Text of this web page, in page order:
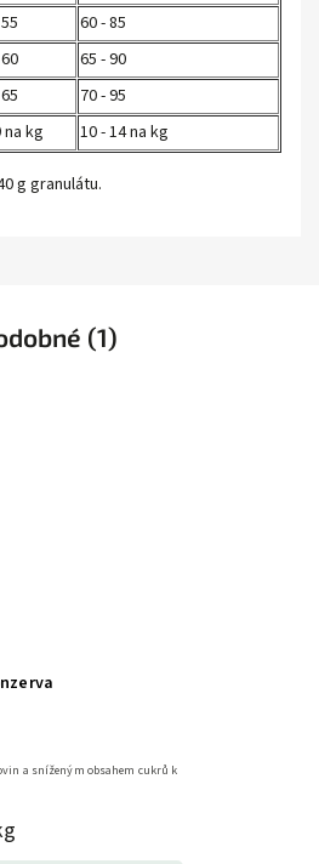
60 - 85
65 - 90
70 - 95
na kg 10 - 14 na kg
g granulátu.
(1)
a sníženým obsahem cukrů k